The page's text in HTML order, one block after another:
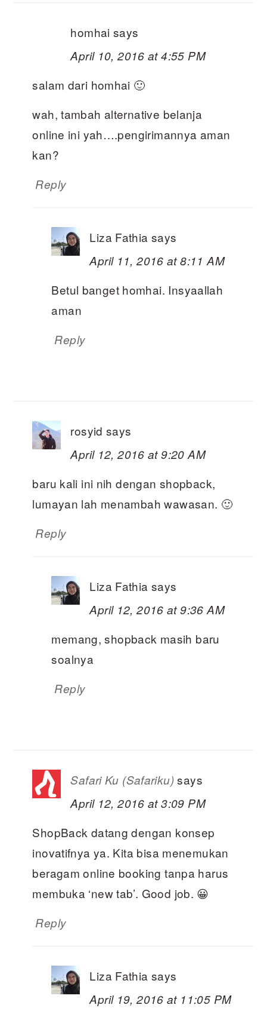
homhai says
April 10, 2016 at 4:55 PM
salam dari homhai 🙂
wah, tambah alternative belanja
online ini yah….pengirimannya aman
kan?
Reply
Liza Fathia says
April 11, 2016 at 8:11 AM
Betul banget homhai. Insyaallah
aman
Reply
rosyid says
April 12, 2016 at 9:20 AM
baru kali ini nih dengan shopback,
lumayan lah menambah wawasan. 🙂
Reply
Liza Fathia says
April 12, 2016 at 9:36 AM
memang, shopback masih baru
soalnya
Reply
Safari Ku (Safariku) says
April 12, 2016 at 3:09 PM
ShopBack datang dengan konsep
inovatifnya ya. Kita bisa menemukan
beragam online booking tanpa harus
membuka ‘new tab’. Good job. 😀
Reply
Liza Fathia says
April 19, 2016 at 11:05 PM